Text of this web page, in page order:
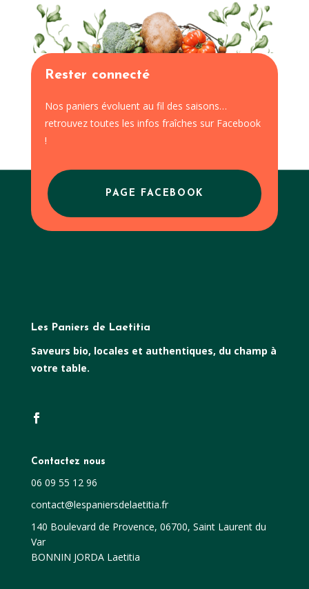
Rester connecté
Nos paniers évoluent au fil des saisons…
retrouvez toutes les infos fraîches sur Facebook
!
PAGE FACEBOOK
Les Paniers de Laetitia
Saveurs bio, locales et authentiques, du champ à
votre table.
Contactez nous
06 09 55 12 96
contact@lespaniersdelaetitia.fr
140 Boulevard de Provence, 06700, Saint Laurent du
Var
BONNIN JORDA Laetitia